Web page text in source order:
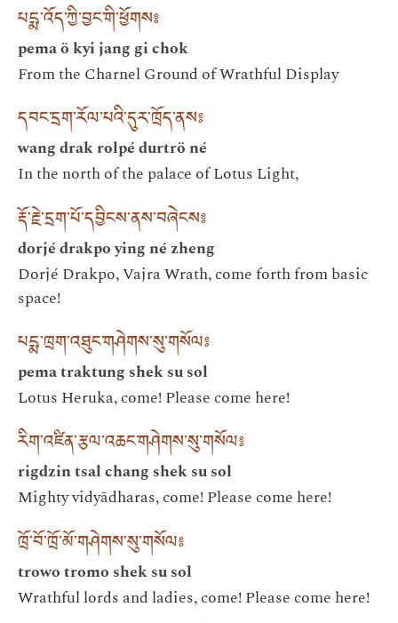
པདྨ་འོད་ཀྱི་བྱང་གི་ཕྱོགས༔
pema ö kyi jang gi chok
From the Charnel Ground of Wrathful Display
དབང་དྲག་རོལ་པའི་དུར་ཁྲོད་ནས༔
wang drak rolpé durtrö né
In the north of the palace of Lotus Light,
རྡོ་རྗེ་དྲག་པོ་དབྱིངས་ནས་བཞེངས༔
dorjé drakpo ying né zheng
Dorjé Drakpo, Vajra Wrath, come forth from basic
space!
པདྨ་ཁྲག་འཐུང་གཤེགས་སུ་གསོལ༔
pema traktung shek su sol
Lotus Heruka, come! Please come here!
རིག་འཛིན་རྩལ་འཆང་གཤེགས་སུ་གསོལ༔
rigdzin tsal chang shek su sol
Mighty vidyādharas, come! Please come here!
ཁྲོ་བོ་ཁྲོ་མོ་གཤེགས་སུ་གསོལ༔
trowo tromo shek su sol
Wrathful lords and ladies, come! Please come here!